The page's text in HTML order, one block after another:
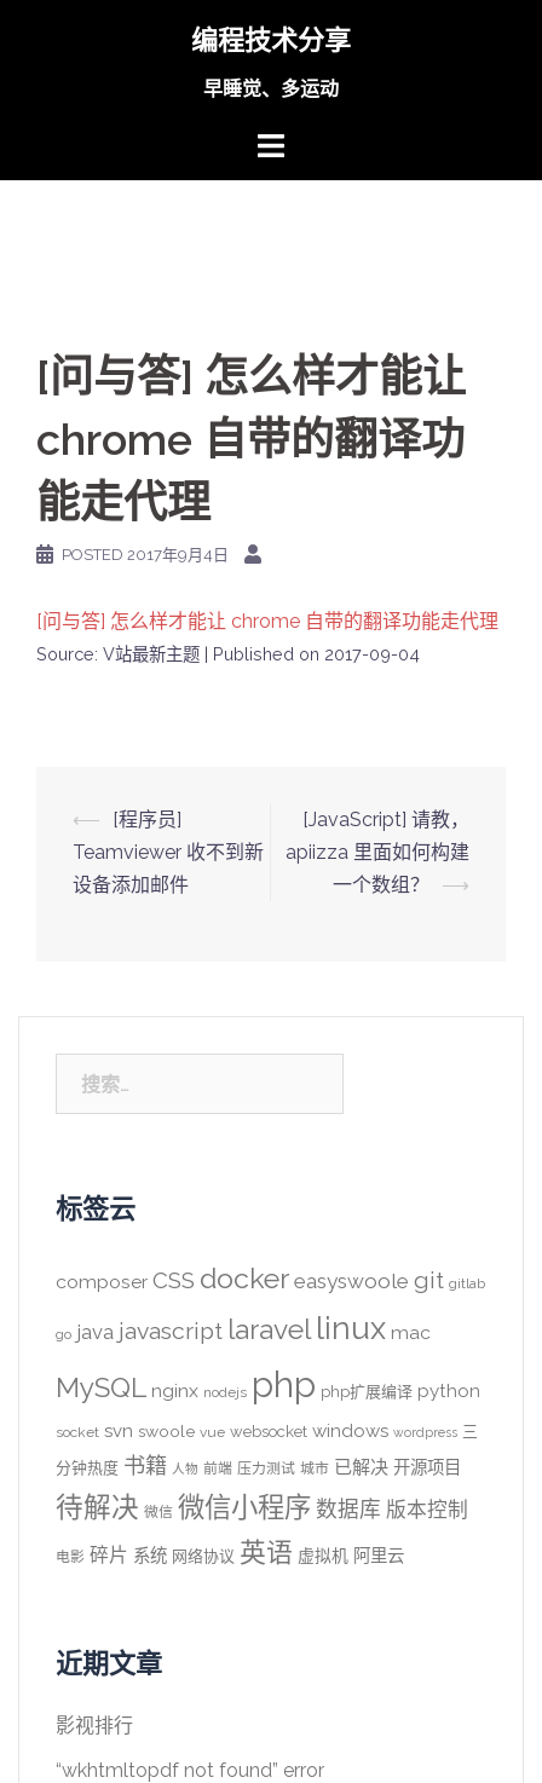
编程技术分享
早睡觉、多运动
[问与答] 怎么样才能让
chrome 自带的翻译功
能走代理
POSTED 2017年9月4日
[问与答] 怎么样才能让 chrome 自带的翻译功能走代理
Source: V站最新主题 Published on 2017-09-04
Post
navigation
⟵
[程序员]
Teamviewer 收不到新
设备添加邮件
[JavaScript] 请教，
apiizza 里面如何构建
一个数组？
⟶
索：
标签云
composer CSS docker easyswoole git gitlab
go java javascript laravel linux mac
MySQL nginx nodejs php php扩展编译 python
socket svn swoole vue websocket windows wordpress 三
分钟热度 书籍 人物 前端 压力测试 城市 已解决 开源项目
待解决 微信 微信小程序 数据库 版本控制
电影 碎片 系统 网络协议 英语 虚拟机 阿里云
近期文章
影视排行
“wkhtmltopdf not found” error